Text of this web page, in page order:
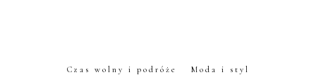
Czas wolny i podróże Moda i styl